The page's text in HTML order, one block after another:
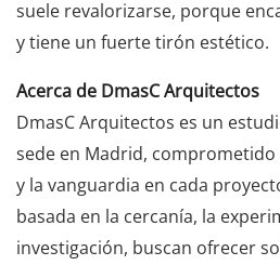
suele revalorizarse, porque
y tiene un fuerte tirón estético.
Acerca de DmasC Arquitectos
DmasC Arquitectos es un
sede en Madrid,
y la vanguardia en cada
basada en la cercanía, la
investigación, buscan ofrecer